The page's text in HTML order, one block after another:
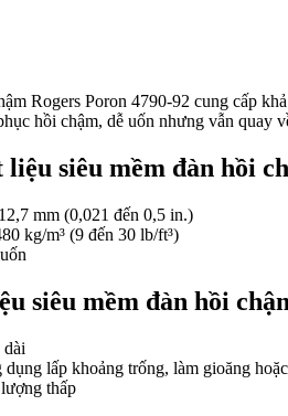
Rogers Poron 4790-92 cung cấp
hồi chậm, dễ uốn nhưng vẫn quay
siêu mềm đàn hồi
mm (0,021 đến 0,5 in.)
kg/m³ (9 đến 30 lb/ft³)
siêu mềm đàn hồi
lấp khoảng trống, làm gioăng
thấp